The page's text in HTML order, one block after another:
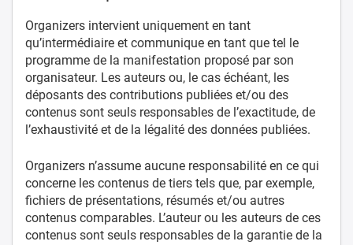
Organizers intervient uniquement en tant
qu’intermédiaire et communique en tant que tel le
programme de la manifestation proposé par son
organisateur. Les auteurs ou, le cas échéant, les
déposants des contributions publiées et/ou des
contenus sont seuls responsables de l’exactitude, de
l’exhaustivité et de la légalité des données publiées.
Organizers n’assume aucune responsabilité en ce qui
concerne les contenus de tiers tels que, par exemple,
fichiers de présentations, résumés et/ou autres
contenus comparables. L’auteur ou les auteurs de ces
contenus sont seuls responsables de la garantie de la